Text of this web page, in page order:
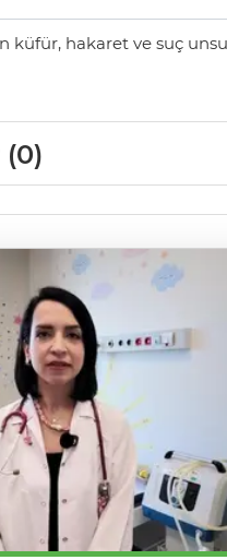
küfür, hakaret ve suç
(0)